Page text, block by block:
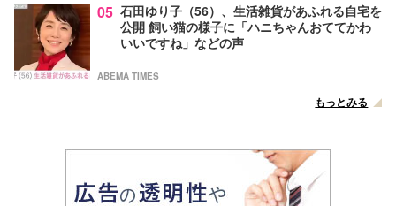
05 石田ゆり子（56）、生活雑貨があふれる自宅を
公開 飼い猫の様子に「ハニちゃんおててかわ
いいですね」などの声
ABEMA TIMES
もっとみる